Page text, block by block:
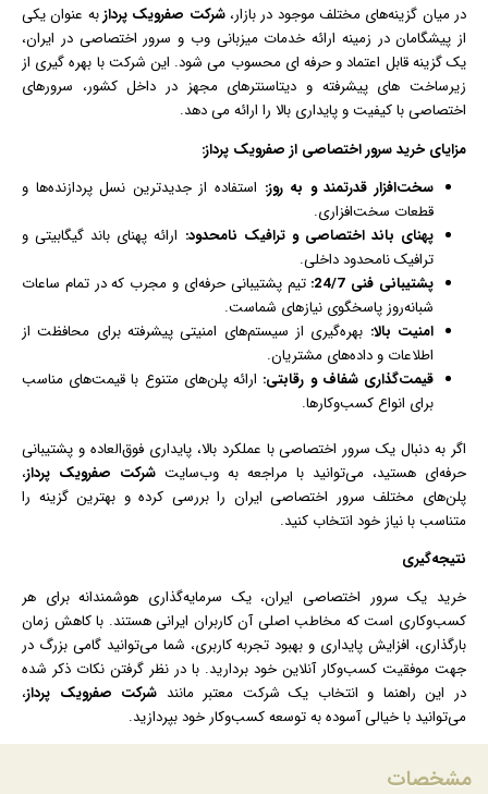
در میان گزینه‌های مختلف موجود در بازار،شرکت صفرویک پردازبه عنوان یکی
از پیشگامان در زمینه ارائه خدمات میزبانی وب و سرور اختصاصی در ایران،
یک گزینه قابل اعتماد و حرفه‌ ای محسوب می‌ شود. این شرکت با بهره‌ گیری از
زیرساخت‌ های پیشرفته و دیتاسنترهای مجهز در داخل کشور، سرورهای
اختصاصی با کیفیت و پایداری بالا را ارائه می‌ دهد.
مزایای خرید سرور اختصاصی از صفرویک پرداز:
سخت‌افزار قدرتمند و به روز: استفاده از جدیدترین نسل پردازنده‌ها و
قطعات سخت‌افزاری.
پهنای باند اختصاصی و ترافیک نامحدود: ارائه پهنای باند گیگابیتی و
ترافیک نامحدود داخلی.
پشتیبانی فنی 24/7:
تیم پشتیبانی حرفه‌ای و مجرب که در تمام ساعات
شبانه‌روز پاسخگوی نیازهای شماست.
امنیت بالا: بهره‌گیری از سیستم‌های امنیتی پیشرفته برای محافظت از
اطلاعات و داده‌های مشتریان.
قیمت‌گذاری شفاف و رقابتی: ارائه پلن‌های متنوع با قیمت‌های مناسب
برای انواع کسب‌وکارها.
اگر به دنبال یک سرور اختصاصی با عملکرد بالا، پایداری فوق‌العاده و پشتیبانی
حرفه‌ای هستید، می‌توانید با مراجعه به وب‌سایت شرکت صفرویک پرداز،
پلن‌های مختلف سرور اختصاصی ایران را بررسی کرده و بهترین گزینه را
متناسب با نیاز خود انتخاب کنید.
نتیجه‌گیری
خرید یک سرور اختصاصی ایران، یک سرمایه‌گذاری هوشمندانه برای هر
کسب‌وکاری است که مخاطب اصلی آن کاربران ایرانی هستند. با کاهش زمان
بارگذاری، افزایش پایداری و بهبود تجربه کاربری، شما می‌توانید گامی بزرگ در
جهت موفقیت کسب‌وکار آنلاین خود بردارید. با در نظر گرفتن نکات ذکر شده
در این راهنما و انتخاب یک شرکت معتبر مانند شرکت صفرویک پرداز،
می‌توانید با خیالی آسوده به توسعه کسب‌وکار خود بپردازید.
مشخصات